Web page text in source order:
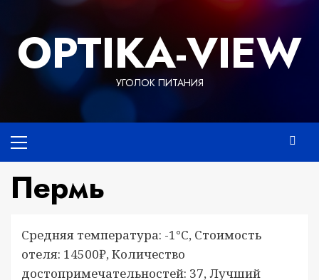
содержимому
OPTIKA-VIEW
УГОЛОК ПИТАНИЯ
меню
Пермь
Средняя температура: -1°C, Стоимость
отеля: 14500₽, Количество
достопримечательностей: 37, Лучший